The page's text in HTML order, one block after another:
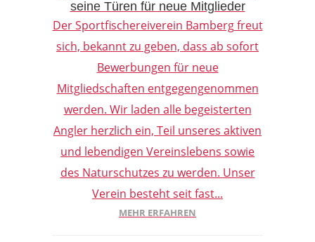
seine Türen für neue Mitglieder
Der Sportfischereiverein Bamberg freut
sich, bekannt zu geben, dass ab sofort
Bewerbungen für neue
Mitgliedschaften entgegengenommen
werden. Wir laden alle begeisterten
Angler herzlich ein, Teil unseres aktiven
und lebendigen Vereinslebens sowie
des Naturschutzes zu werden. Unser
Verein besteht seit fast...
MEHR ERFAHREN